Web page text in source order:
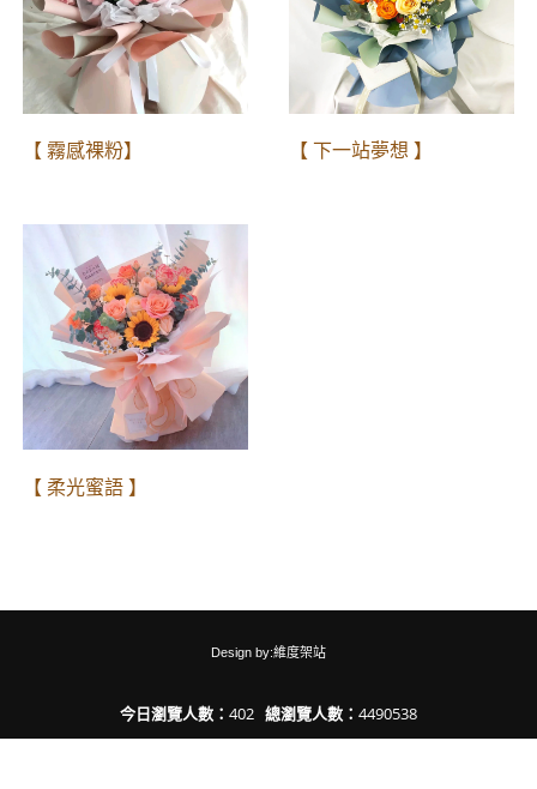
【 霧感裸粉】 【 下一站夢想 】
【 柔光蜜語 】
Design by:維度架站
今日瀏覽人數： 402 總瀏覽人數： 4490538